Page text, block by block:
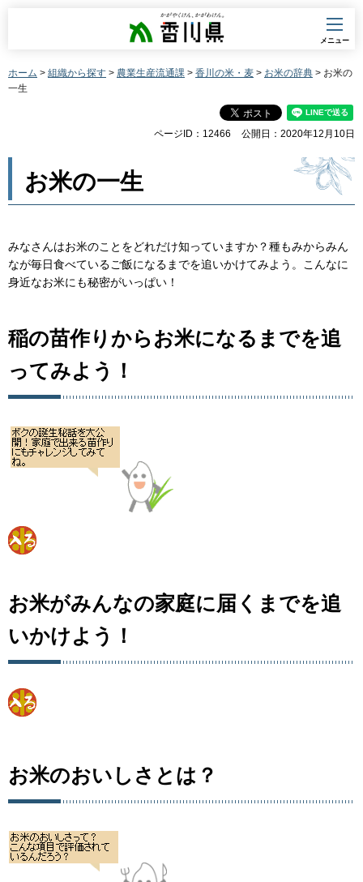
香川県
メニュー
ホーム > 組織から探す > 農業生産流通課 > 香川の米・麦 > お米の辞典 > お米の
一生
ページID：12466 公開日：2020年12月10日
お米の一生
みなさんはお米のことをどれだけ知っていますか？種もみからみん
なが毎日食べているご飯になるまでを追いかけてみよう。こんなに
身近なお米にも秘密がいっぱい！
稲の苗作りからお米になるまでを追
ってみよう！
お米がみんなの家庭に届くまでを追
いかけよう！
お米のおいしさとは？